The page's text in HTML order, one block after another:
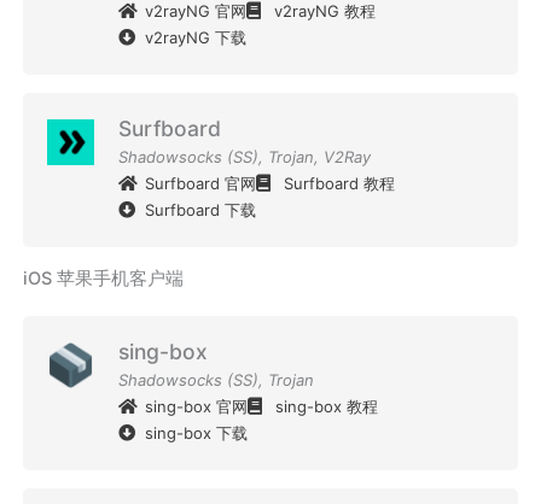
v2rayNG 官网
v2rayNG 教程
v2rayNG 下载
Surfboard
Shadowsocks (SS), Trojan, V2Ray
Surfboard 官网
Surfboard 教程
Surfboard 下载
iOS 苹果手机客户端
sing-box
Shadowsocks (SS), Trojan
sing-box 官网
sing-box 教程
sing-box 下载